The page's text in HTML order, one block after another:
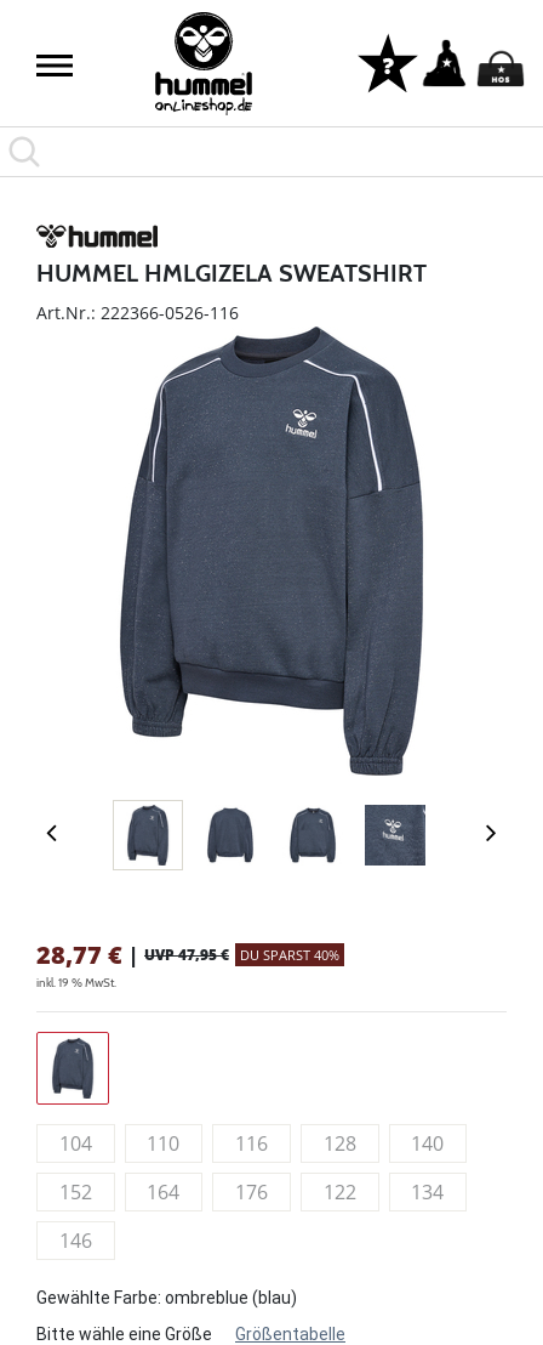
HUMMEL HMLGIZELA SWEATSHIRT
Art.Nr.: 222366-0526-116
28,77 € | UVP 47,95 € DU SPARST 40%
inkl. 19 % MwSt.
104 110 116 128
140
152
164 176 122
134
146
Gewählte Farbe: ombreblue (blau)
Bitte wähle eine Größe
Größentabelle